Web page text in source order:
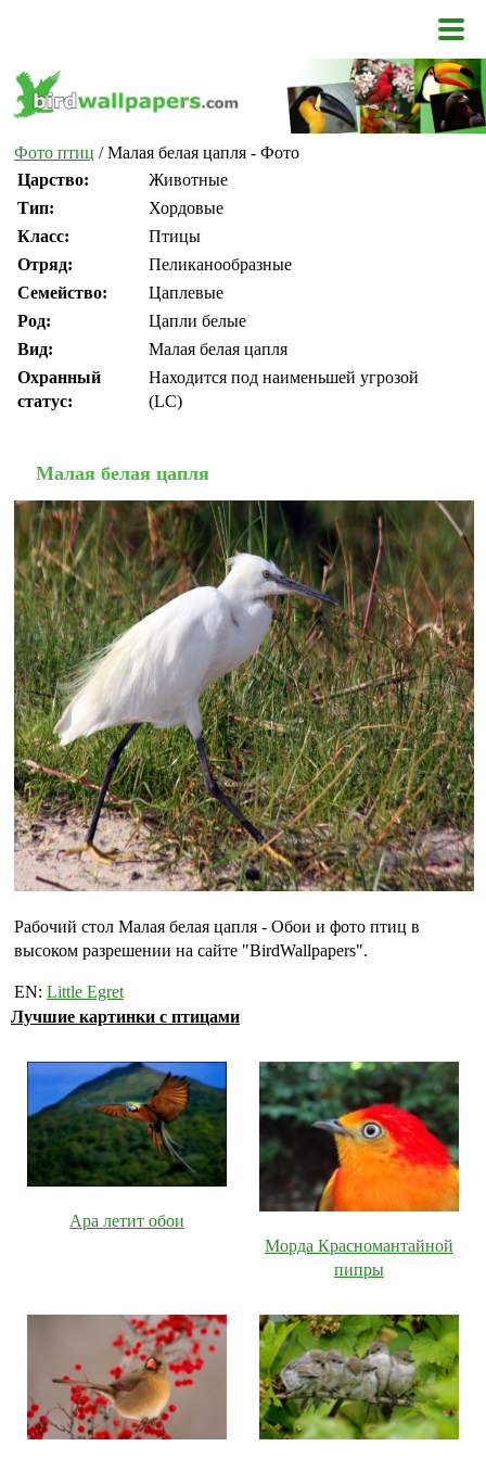
Фото птиц / Малая белая цапля - Фото
Царство:
Животные
Тип:
Хордовые
Класс:
Птицы
Отряд:
Пеликанообразные
Семейство:
Цаплевые
Род:
Цапли белые
Вид:
Малая белая цапля
Охранный
статус:
Находится под наименьшей угрозой
(LC)
Малая белая цапля
Рабочий стол Малая белая цапля - Обои и фото птиц в
высоком разрешении на сайте "BirdWallpapers".
EN: Little Egret
Лучшие картинки с птицами
Ара летит обои
Морда Красномантайной
пипры